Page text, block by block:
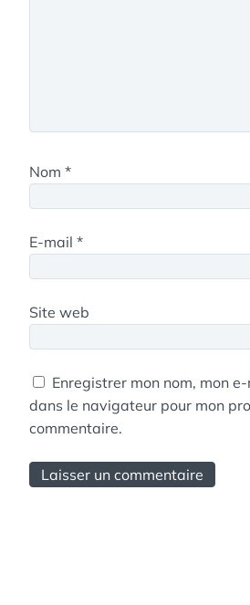
Nom *
E-mail *
Site web
Enregistrer mon nom, mon
dans le navigateur pour mon
commentaire.